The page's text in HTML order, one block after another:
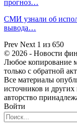
прогноз…
СМИ узнали об
вывода…
Prev Next 1 из 650
© 2026 - Новости
Любое копирование
только с обратной
Все материалы
источников и других
авторство
Войти